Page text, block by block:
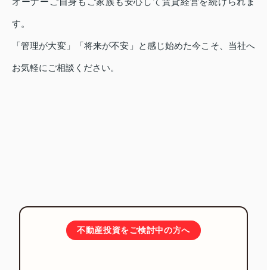
す。
「管理が大変」「将来が不安」と感じ始めた今こそ、当社へ
お気軽にご相談ください。
不動産投資をご検討中の方へ